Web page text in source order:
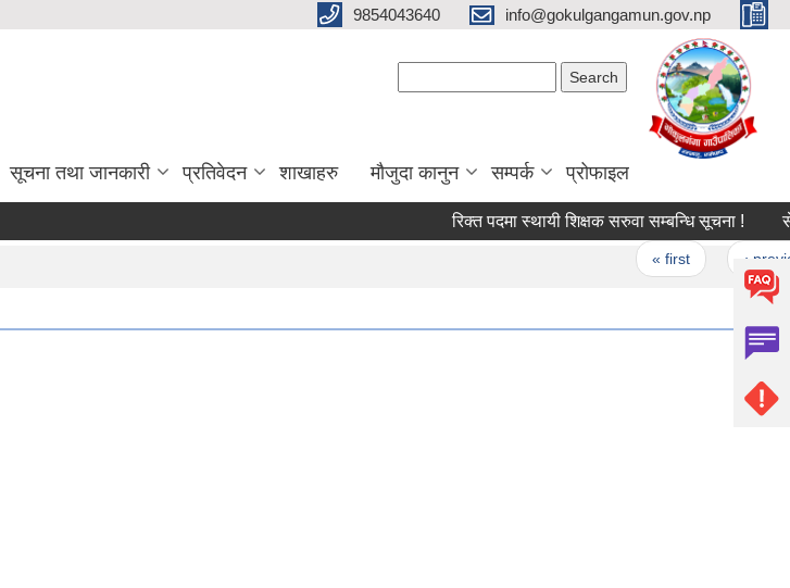
9854043640 info@gokulgangamun.gov.np
सूचना तथा जानकारी प्रतिवेदन शाखाहरु मौजुदा कानुन सम्पर्क प्रोफाइल
रिक्त पदमा स्थायी शिक्षक सरुवा सम्बन्धि सूचना !
« first ‹